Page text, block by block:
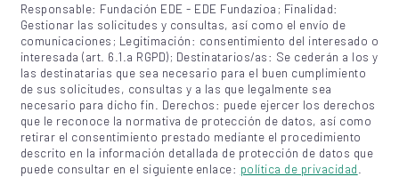
Responsable: Fundación EDE - EDE Fundazioa; Finalidad:
Gestionar las solicitudes y consultas, así como el envío de
comunicaciones; Legitimación: consentimiento del interesado o
interesada (art. 6.1.a RGPD); Destinatarios/as: Se cederán a los y
las destinatarias que sea necesario para el buen cumplimiento
de sus solicitudes, consultas y a las que legalmente sea
necesario para dicho fin. Derechos: puede ejercer los derechos
que le reconoce la normativa de protección de datos, así como
retirar el consentimiento prestado mediante el procedimiento
descrito en la información detallada de protección de datos que
puede consultar en el siguiente enlace: política de privacidad